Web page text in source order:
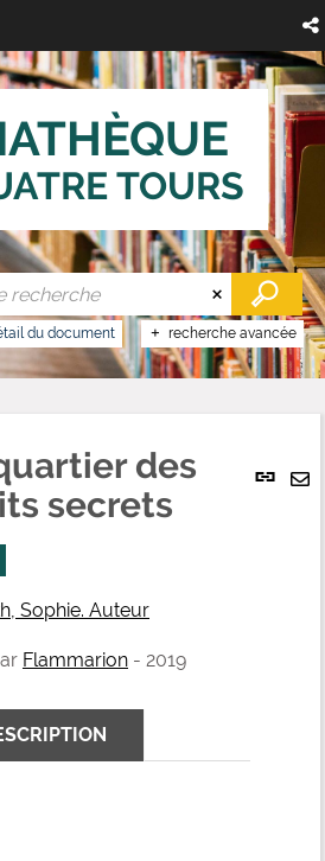
TOURS
recherche avancée
du document
Lien
des
secrets
Sophie. Auteur
Flammarion - 2019